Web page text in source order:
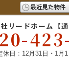
最近見た物件
リードホーム【通
日：12月31日・1月1